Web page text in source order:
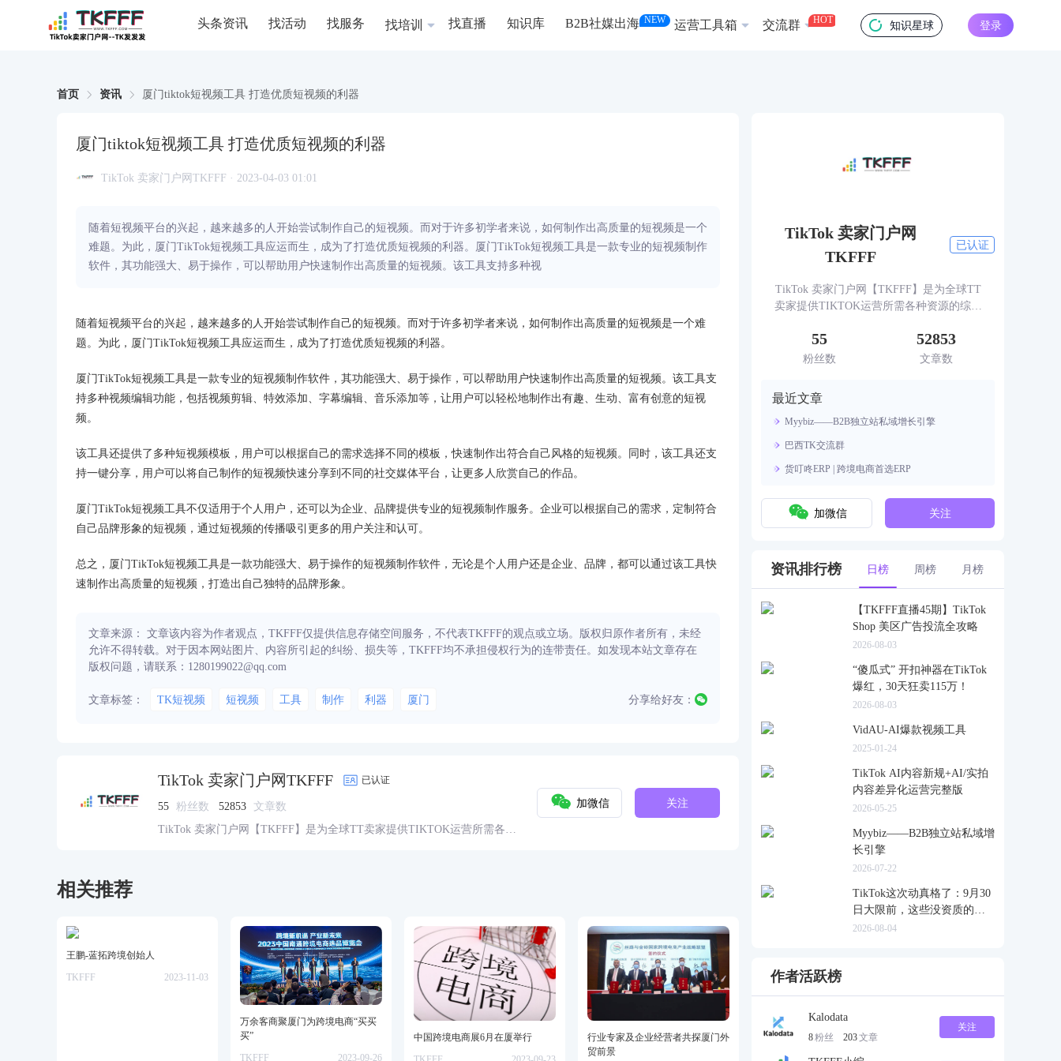
头条资讯 找活动 找服务 找培训 找直播 知识库 B2B社媒出海 NEW 运营工具箱 交流群 HOT 知识星球 登录
首页 资讯 厦门tiktok短视频工具 打造优质短视频的利器
厦门tiktok短视频工具 打造优质短视频的利器
TikTok 卖家门户网TKFFF · 2023-04-03 01:01
随着短视频平台的兴起，越来越多的人开始尝试制作自己的短视频。而对于许多初学者来说，如何制作出高质量的短视频是一个
难题。为此，厦门TikTok短视频工具应运而生，成为了打造优质短视频的利器。厦门TikTok短视频工具是一款专业的短视频制作
软件，其功能强大、易于操作，可以帮助用户快速制作出高质量的短视频。该工具支持多种视
随着短视频平台的兴起，越来越多的人开始尝试制作自己的短视频。而对于许多初学者来说，如何制作出高质量的短视频是一个难
题。为此，厦门TikTok短视频工具应运而生，成为了打造优质短视频的利器。
厦门TikTok短视频工具是一款专业的短视频制作软件，其功能强大、易于操作，可以帮助用户快速制作出高质量的短视频。该工具支
持多种视频编辑功能，包括视频剪辑、特效添加、字幕编辑、音乐添加等，让用户可以轻松地制作出有趣、生动、富有创意的短视
频。
该工具还提供了多种短视频模板，用户可以根据自己的需求选择不同的模板，快速制作出符合自己风格的短视频。同时，该工具还支
持一键分享，用户可以将自己制作的短视频快速分享到不同的社交媒体平台，让更多人欣赏自己的作品。
厦门TikTok短视频工具不仅适用于个人用户，还可以为企业、品牌提供专业的短视频制作服务。企业可以根据自己的需求，定制符合
自己品牌形象的短视频，通过短视频的传播吸引更多的用户关注和认可。
总之，厦门TikTok短视频工具是一款功能强大、易于操作的短视频制作软件，无论是个人用户还是企业、品牌，都可以通过该工具快
速制作出高质量的短视频，打造出自己独特的品牌形象。
文章来源： 文章该内容为作者观点，TKFFF仅提供信息存储空间服务，不代表TKFFF的观点或立场。版权归原作者所有，未经
允许不得转载。对于因本网站图片、内容所引起的纠纷、损失等，TKFFF均不承担侵权行为的连带责任。如发现本站文章存在
版权问题，请联系：1280199022@qq.com
文章标签： TK短视频 短视频 工具 制作 利器 厦门 分享给好友：
TikTok 卖家门户网TKFFF 已认证
55 粉丝数 52853
文章数
TikTok 卖家门户网【TKFFF】是为全球TT卖家提供TIKTOK运营所需各种
加微信 关注
相关推荐
王鹏-蓝拓跨境创始人
TKFFF
2023-11-03
万余客商聚厦门为跨境电商“买买
买”
TKFFF
2023-09-26
中国跨境电商展6月在厦举行
行业专家及企业经营者共探厦门外
贸前景
TikTok 卖家门户网
TKFFF
已认证
TikTok 卖家门户网【TKFFF】是为全球TT
卖家提供TIKTOK运营所需各种资源的综合
坛、社群、活动、人脉、货盘、教学等必备
55
粉丝数
52853
文章数
最近文章
Myybiz——B2B独立站私域增长引擎
巴西TK交流群
货叮咚ERP | 跨境电商首选ERP
加微信 关注
资讯排行榜 日榜 周榜 月榜
【TKFFF直播45期】TikTok
Shop 美区广告投流全攻略
2026-08-03
“傻瓜式” 开扣神器在TikTok
爆红，30天狂卖115万！
2026-08-03
VidAU-AI爆款视频工具
2025-01-24
TikTok AI内容新规+AI/实拍
内容差异化运营完整版
2026-05-25
Myybiz——B2B独立站私域增
长引擎
2026-07-22
TikTok这次动真格了：9月30
日大限前，这些没资质的货
一律清退
2026-08-04
作者活跃榜
Kalodata
8粉丝 203文章
关注